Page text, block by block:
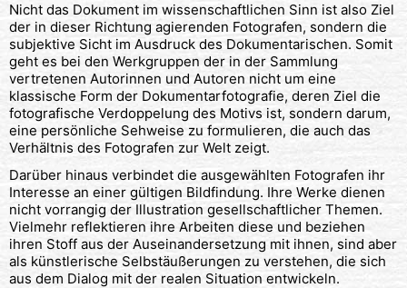
Nicht das Dokument im wissenschaftlichen Sinn ist also Ziel
der in dieser Richtung agierenden Fotografen, sondern die
subjektive Sicht im Ausdruck des Dokumentarischen. Somit
geht es bei den Werkgruppen der in der Sammlung
vertretenen Autorinnen und Autoren nicht um eine
klassische Form der Dokumentarfotografie, deren Ziel die
fotografische Verdoppelung des Motivs ist, sondern darum,
eine persönliche Sehweise zu formulieren, die auch das
Verhältnis des Fotografen zur Welt zeigt.
Darüber hinaus verbindet die ausgewählten Fotografen ihr
Interesse an einer gültigen Bildfindung. Ihre Werke dienen
nicht vorrangig der Illustration gesellschaftlicher Themen.
Vielmehr reflektieren ihre Arbeiten diese und beziehen
ihren Stoff aus der Auseinandersetzung mit ihnen, sind aber
als künstlerische Selbstäußerungen zu verstehen, die sich
aus dem Dialog mit der realen Situation entwickeln.